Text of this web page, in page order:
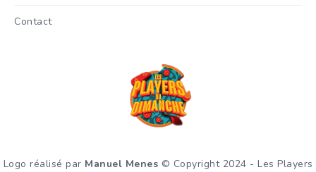
Contact
Logo réalisé par Manuel Menes © Copyright 2024 - Les Players